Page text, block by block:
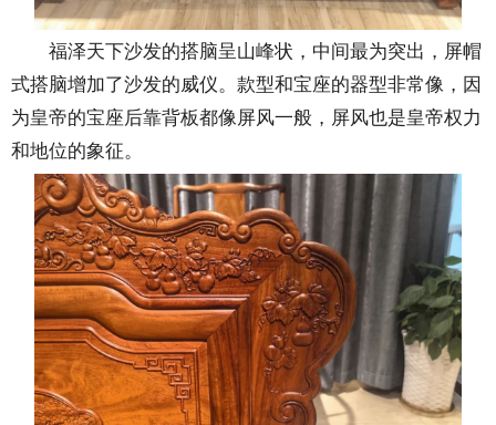
福泽天下沙发的搭脑呈山峰状，中间最为突出，屏帽
式搭脑增加了沙发的威仪。款型和宝座的器型非常像，因
为皇帝的宝座后靠背板都像屏风一般，屏风也是皇帝权力
和地位的象征。